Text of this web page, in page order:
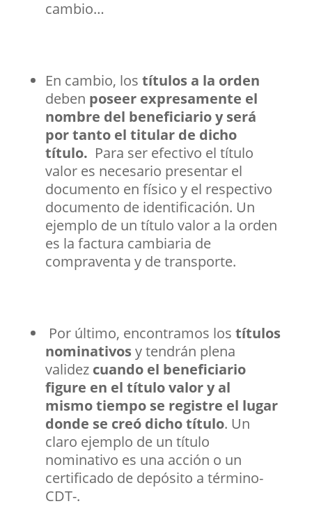
cambio…
En cambio, los títulos a la orden
deben poseer expresamente el
nombre del beneficiario y será
por tanto el titular de dicho
título. Para ser efectivo el título
valor es necesario presentar el
documento en físico y el respectivo
documento de identificación. Un
ejemplo de un título valor a la orden
es la factura cambiaria de
compraventa y de transporte.
Por último, encontramos los títulos
nominativosy tendrán plena
validez cuando el beneficiario
figure en el título valor y al
mismo tiempo se registre el lugar
donde se creó dicho título. Un
claro ejemplo de un título
nominativo es una acción o un
certificado de depósito a término-
CDT-.